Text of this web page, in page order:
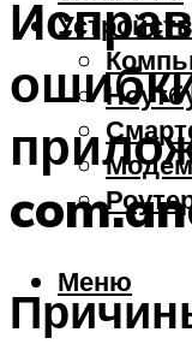
Модем
Меню